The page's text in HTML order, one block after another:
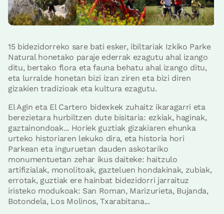
15 bidezidorreko sare bati esker, ibiltariak Izkiko Parke
Natural honetako paraje ederrak ezagutu ahal izango
ditu, bertako flora eta fauna behatu ahal izango ditu,
eta lurralde honetan bizi izan ziren eta bizi diren
gizakien tradizioak eta kultura ezagutu.
El Agin eta El Cartero bidexkek zuhaitz ikaragarri eta
berezietara hurbiltzen dute bisitaria: ezkiak, haginak,
gaztainondoak... Horiek guztiak gizakiaren ehunka
urteko historiaren lekuko dira, eta historia hori
Parkean eta inguruetan dauden askotariko
monumentuetan zehar ikus daiteke: haitzulo
artifizialak, monolitoak, gazteluen hondakinak, zubiak,
errotak, guztiak ere hainbat bidezidorri jarraituz
iristeko modukoak: San Roman, Marizurieta, Bujanda,
Botondela, Los Molinos, Txarabitana...